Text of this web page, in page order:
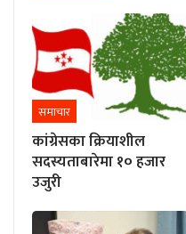
समाचार
कांग्रेसका क्रियाशील
सदस्यताबारेमा १० हजार
उजुरी